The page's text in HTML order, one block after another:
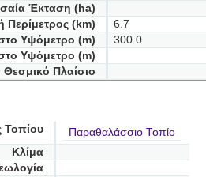
Έκταση (ha)
Περίμετρος (km)
6.7
Υψόμετρο (m)
300.0
Υψόμετρο (m)
Πλαίσιο
Τοπίου
Παραθαλάσσιο Τοπίο
Κλίμα